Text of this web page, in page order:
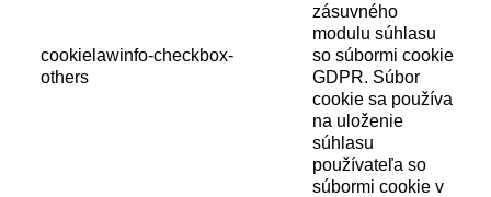
cookielawinfo-checkbox-
others
zásuvného
modulu súhlasu
so súbormi cookie
GDPR. Súbor
cookie sa používa
na uloženie
súhlasu
používateľa so
súbormi cookie v